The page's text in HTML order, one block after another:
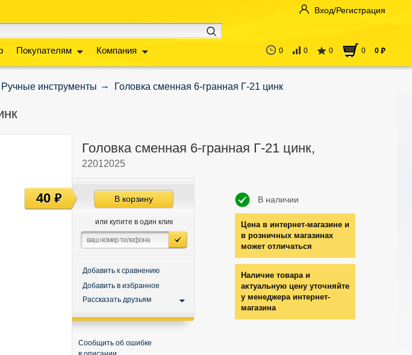
Покупателям Компания
Вход/Регистрация
0 0 0 0 0 руб
Ручные инструменты Головка сменная 6-гранная Г-21 цинк
Головка сменная 6-гранная Г-21 цинк,
22012025
В наличии
Цена в интернет-магазине и
в розничных магазинах
может отличаться
Наличие товара и
актуальную цену уточняйте
у менеджера интернет-
магазина
В корзину
или купите в один клик
Добавить к сравнению
Добавить в избранное
Рассказать друзьям
Сообщить об ошибке
40руб